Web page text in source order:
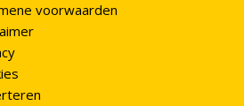
voorwaarden